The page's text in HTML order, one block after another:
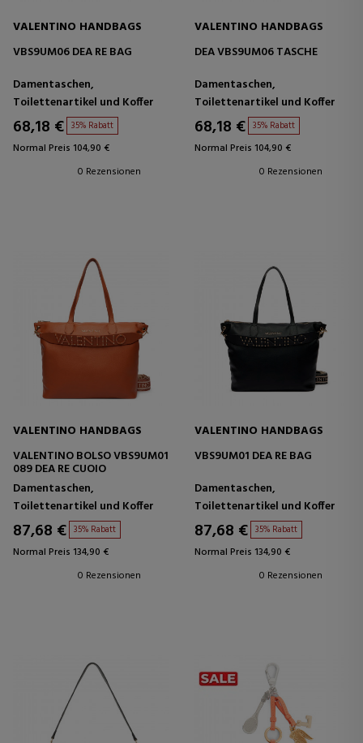
VALENTINO HANDBAGS
VBS9UM06 DEA RE BAG
Damentaschen,
Toilettenartikel und Koffer
68,18 € 35% Rabatt
Normal Preis 104,90 €
0 Rezensionen
VALENTINO HANDBAGS
DEA VBS9UM06 TASCHE
Damentaschen,
Toilettenartikel und Koffer
68,18 € 35% Rabatt
Normal Preis 104,90 €
0 Rezensionen
VALENTINO HANDBAGS
VALENTINO BOLSO VBS9UM01
089 DEA RE CUOIO
Damentaschen,
Toilettenartikel und Koffer
87,68 € 35% Rabatt
Normal Preis 134,90 €
0 Rezensionen
VALENTINO HANDBAGS
VBS9UM01 DEA RE BAG
Damentaschen,
Toilettenartikel und Koffer
87,68 € 35% Rabatt
Normal Preis 134,90 €
0 Rezensionen